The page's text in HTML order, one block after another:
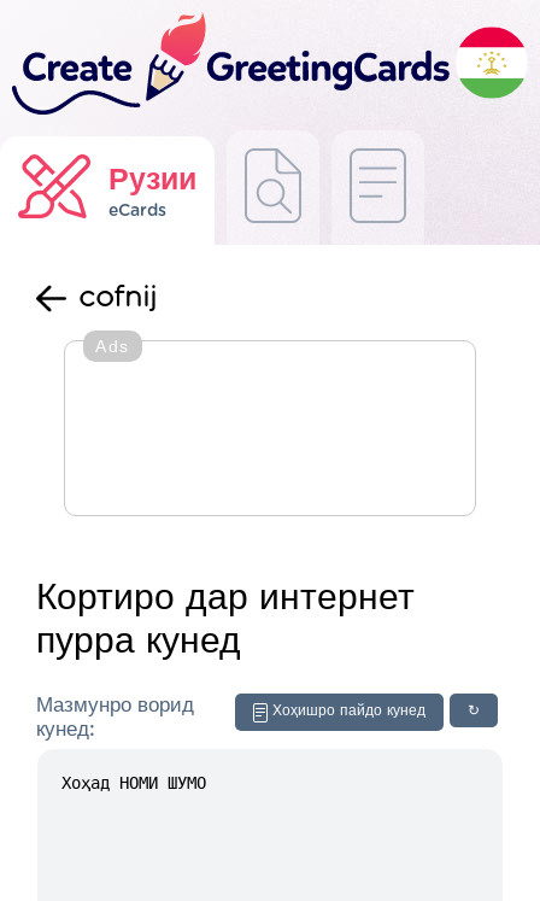
Рузии
eCards
cofnij
Ads
Кортиро дар интернет
пурра кунед
↻
Хоҳишро пайдо кунед
Мазмунро ворид
кунед: